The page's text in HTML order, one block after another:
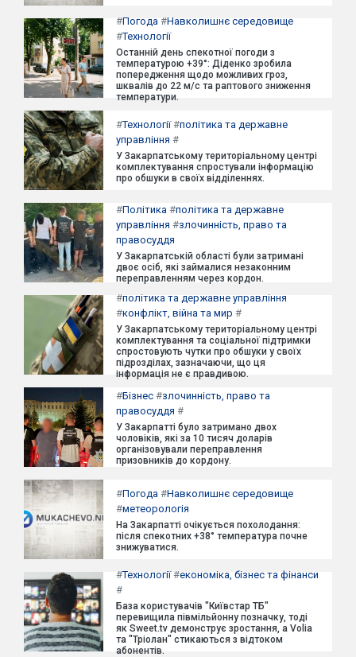
#Погода #Навколишнє середовище
#Технології
Останній день спекотної погоди з
температурою +39°: Діденко зробила
попередження щодо можливих гроз,
шквалів до 22 м/с та раптового зниження
температури.
#Технології#політика та державне
управління #
У Закарпатському територіальному центрі
комплектування спростували інформацію
про обшуки в своїх відділеннях.
#Політика #політика та державне
управління #злочинність, право та
правосуддя
У Закарпатській області були затримані
двоє осіб, які займалися незаконним
переправленням через кордон.
#політика та державне управління
#конфлікт, війна та мир #
У Закарпатському територіальному центрі
комплектування та соціальної підтримки
спростовують чутки про обшуки у своїх
підрозділах, зазначаючи, що ця
інформація не є правдивою.
#Бізнес #злочинність, право та
правосуддя #
У Закарпатті було затримано двох
чоловіків, які за 10 тисяч доларів
організовували переправлення
призовників до кордону.
#Погода #Навколишнє середовище
#метеорологія
На Закарпатті очікується похолодання:
після спекотних +38° температура почне
знижуватися.
#Технології#економіка, бізнес та фінанси
#
База користувачів "Київстар ТБ"
перевищила півмільйонну позначку, тоді
як Sweet.tv демонструє зростання, а Volia
та "Тріолан" стикаються з відтоком
абонентів.